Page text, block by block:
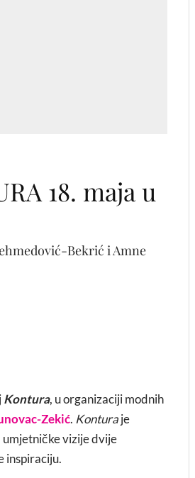
18. maja u
Bekrić i Amne
Kontura, u organizaciji modnih
Zekić. Konturaje
umjetničke vizije dvije
inspiraciju.